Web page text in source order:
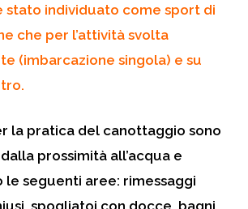
stato individuato come sport di
che per l’attività svolta
(imbarcazione singola) e su
la pratica del canottaggio sono
prossimità all’acqua e
le seguenti aree: rimessaggi
spogliatoi con docce, bagni,